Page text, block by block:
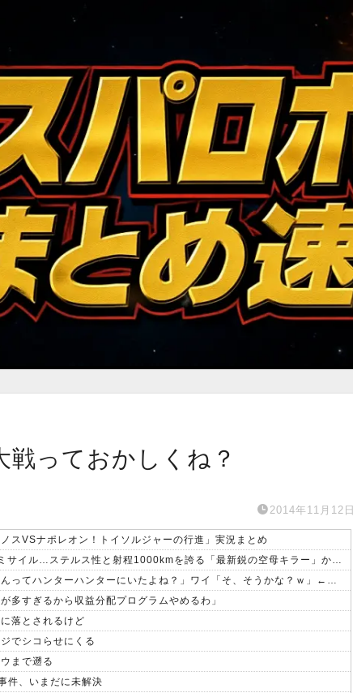
戦っておかしくね？
2014年11月12日
スVSナポレオン！トイソルジャーの行進」実況まとめ
飛行開発実験団のF-2戦闘機に大型の謎ミサイル…ステルス性と射程1000kmを誇る「最新鋭の空母キラー」か？！
【朗報】女子「ちょっと待って、ワイくんってハンターハンターにいたよね？」ワイ「そ、そうかな？ｗ」←これｗｗｗ
多すぎるから収益分配プログラムやめるわ」
落とされるけど
でシコらせにくる
まで遡る
件、いまだに未解決